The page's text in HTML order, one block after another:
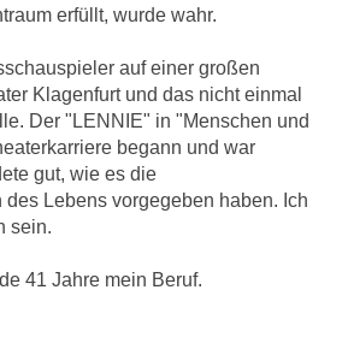
erfüllt, wurde wahr.
auf einer großen
Klagenfurt und das nicht einmal
Der "LENNIE" in "Menschen und
begann und war
gut, wie es die
Lebens vorgegeben haben. Ich
sein.
41 Jahre mein Beruf.